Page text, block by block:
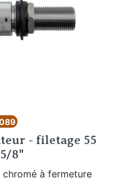
- filetage 55
8"
à fermeture